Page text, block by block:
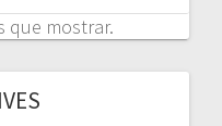
que mostrar.